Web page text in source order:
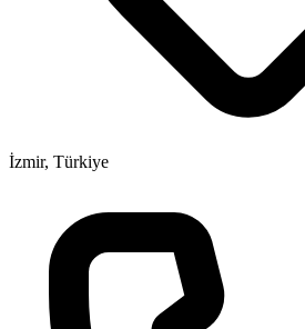
İzmir, Türkiye